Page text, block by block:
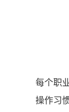
每个职
操作习